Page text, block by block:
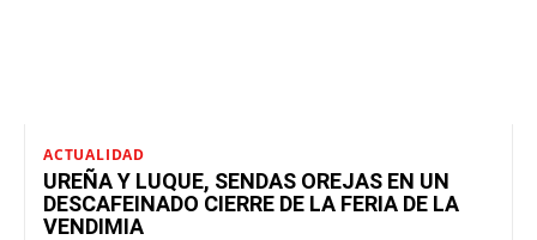
ACTUALIDAD
UREÑA Y LUQUE, SENDAS OREJAS EN UN
DESCAFEINADO CIERRE DE LA FERIA DE LA
VENDIMIA